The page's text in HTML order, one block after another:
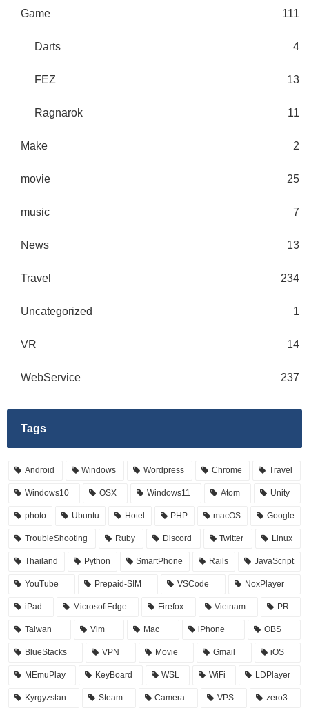
Game 111
Darts 4
FEZ 13
Ragnarok 11
Make 2
movie 25
music 7
News 13
Travel 234
Uncategorized 1
VR 14
WebService 237
Tags
Android Windows Wordpress Chrome Travel
Windows10 OSX Windows11 Atom Unity
photo Ubuntu Hotel PHP macOS Google
TroubleShooting Ruby Discord Twitter Linux
Thailand Python SmartPhone Rails JavaScript
YouTube Prepaid-SIM VSCode NoxPlayer
iPad MicrosoftEdge Firefox Vietnam PR
Taiwan Vim Mac iPhone OBS
BlueStacks VPN Movie Gmail iOS
MEmuPlay KeyBoard WSL WiFi LDPlayer
Kyrgyzstan Steam Camera VPS zero3